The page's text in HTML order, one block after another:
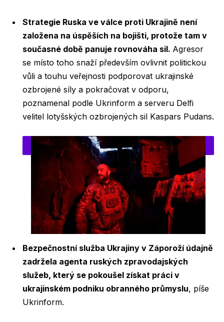
Strategie Ruska ve válce proti Ukrajině není
založena na úspěších na bojišti, protože tam v
současné době panuje rovnováha sil. Agresor
se místo toho snaží především ovlivnit politickou
vůli a touhu veřejnosti podporovat ukrajinské
ozbrojené síly a pokračovat v odporu,
poznamenal podle Ukrinform a serveru Delfi
velitel lotyšských ozbrojených sil Kaspars Pudans.
Bezpečnostní služba Ukrajiny v Záporoží údajně
zadržela agenta ruských zpravodajských
služeb, který se pokoušel získat práci v
ukrajinském podniku obranného průmyslu, píše
Ukrinform.